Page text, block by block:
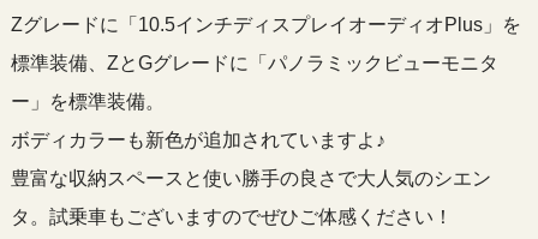
Zグレードに「10.5インチディスプレイオーディオPlus」を
標準装備、ZとGグレードに「パノラミックビューモニタ
ー」を標準装備。
ボディカラーも新色が追加されていますよ♪
豊富な収納スペースと使い勝手の良さで大人気のシエン
タ。試乗車もございますのでぜひご体感ください！